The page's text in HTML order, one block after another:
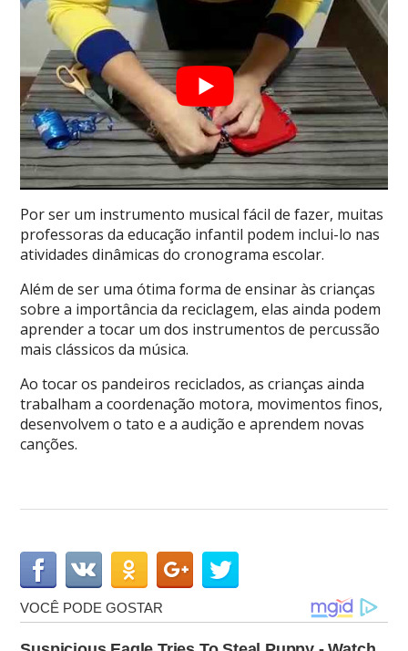
Por ser um instrumento musical fácil de fazer, muitas
professoras da educação infantil podem inclui-lo nas
atividades dinâmicas do cronograma escolar.
Além de ser uma ótima forma de ensinar às crianças
sobre a importância da reciclagem, elas ainda podem
aprender a tocar um dos instrumentos de percussão
mais clássicos da música.
Ao tocar os pandeiros reciclados, as crianças ainda
trabalham a coordenação motora, movimentos finos,
desenvolvem o tato e a audição e aprendem novas
canções.